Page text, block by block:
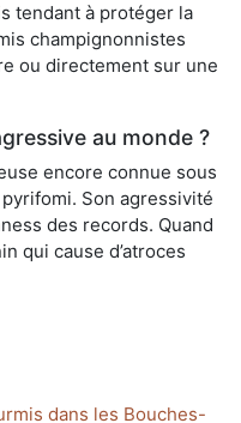
tendant à protéger la
champignonnistes
ou directement sur une
au monde ?
encore connue sous
Son agressivité
des records. Quand
qui cause d’atroces
dans les Bouches-